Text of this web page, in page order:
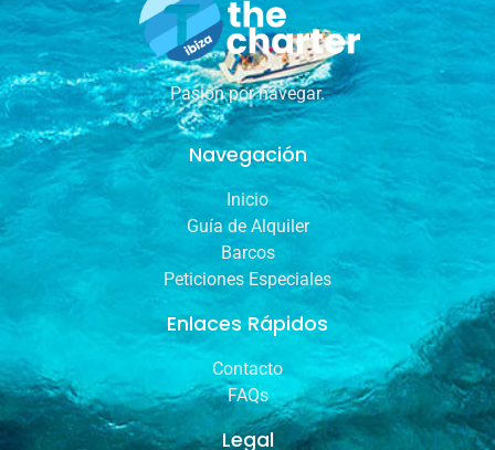
Pasión por navegar.
Navegación
Inicio
Guía de Alquiler
Barcos
Peticiones Especiales
Enlaces Rápidos
Contacto
FAQs
Legal